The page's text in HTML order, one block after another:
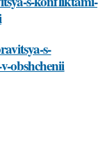
s-
obshchenii